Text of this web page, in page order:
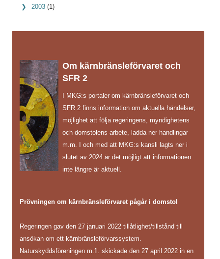
2003 (1)
Om kärnbränsleförvaret och
SFR 2
I MKG:s portaler om kärnbränsleförvaret och
SFR 2 finns information om aktuella händelser,
möjlighet att följa regeringens, myndighetens
och domstolens arbete, ladda ner handlingar
m.m. I och med att MKG:s kansli lagts ner i
slutet av 2024 är det möjligt att informationen
inte längre är aktuell.
Prövningen om kärnbränsleförvaret pågår i domstol
Regeringen gav den 27 januari 2022 tillåtlighet/tillstånd till
ansökan om ett kärnbränsleförvarssystem.
Naturskyddsföreningen m.fl. skickade den 27 april 2022 in en